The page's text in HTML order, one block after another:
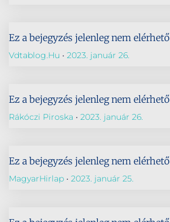
Ez a bejegyzés jelenleg nem elérhető
Vdtablog.hu 2023. január 26.
Ez a bejegyzés jelenleg nem elérhető
Rákóczi Piroska 2023. január 26.
Ez a bejegyzés jelenleg nem elérhető
MagyarHirlap 2023. január 25.